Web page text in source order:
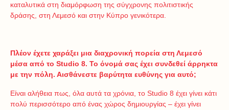
καταλυτικά στη διαμόρφωση της σύγχρονης πολιτιστικής
δράσης, στη Λεμεσό και στην Κύπρο γενικότερα.
Πλέον έχετε χαράξει μια διαχρονική πορεία στη Λεμεσό
μέσα από το Studio 8. Το όνομά σας έχει συνδεθεί άρρηκτα
με την πόλη. Αισθάνεστε βαρύτητα ευθύνης για αυτό;
Είναι αλήθεια πως, όλα αυτά τα χρόνια, το Studio 8 έχει γίνει κάτι
πολύ περισσότερο από ένας χώρος δημιουργίας – έχει γίνει